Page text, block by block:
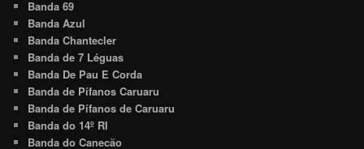
Banda 69
Banda Azul
Banda Chantecler
Banda de 7 Léguas
Banda De Pau E Corda
Banda de Pífanos Caruaru
Banda de Pífanos de Caruaru
Banda do 14º RI
Banda do Canecão